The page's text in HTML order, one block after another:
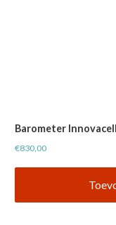
Barometer
€830,00